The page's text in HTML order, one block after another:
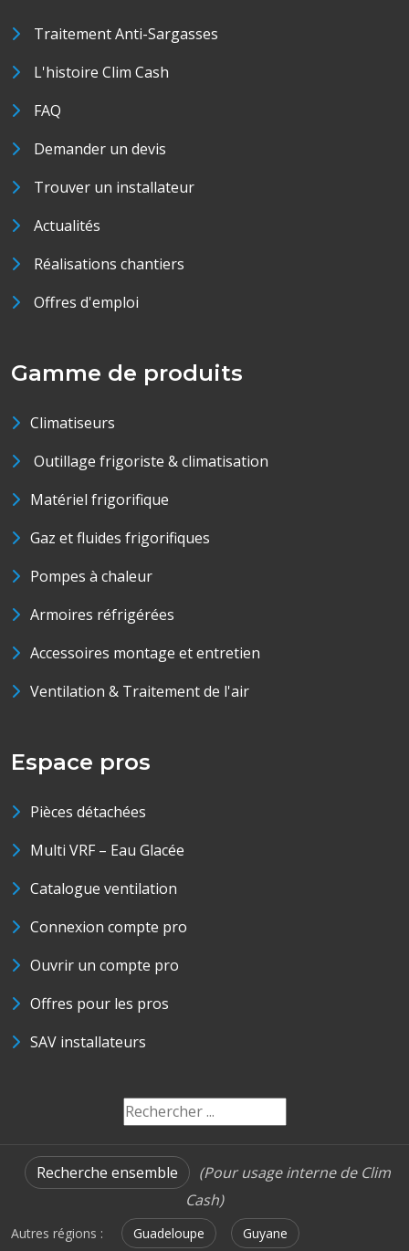
Traitement Anti-Sargasses
L'histoire Clim Cash
FAQ
Demander un devis
Trouver un installateur
Actualités
Réalisations chantiers
Offres d'emploi
Gamme de produits
Climatiseurs
Outillage frigoriste & climatisation
Matériel frigorifique
Gaz et fluides frigorifiques
Pompes à chaleur
Armoires réfrigérées
Accessoires montage et entretien
Ventilation & Traitement de l'air
Espace pros
Pièces détachées
Multi VRF – Eau Glacée
Catalogue ventilation
Connexion compte pro
Ouvrir un compte pro
Offres pour les pros
SAV installateurs
Recherche ensemble
(Pour usage interne de Clim
Cash)
Autres régions : Guadeloupe Guyane